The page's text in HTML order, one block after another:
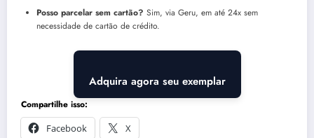
Posso parcelar sem cartão? Sim, via Geru, em até 24x sem
necessidade de cartão de crédito.
Adquira agora seu exemplar
Compartilhe isso:
Facebook
X